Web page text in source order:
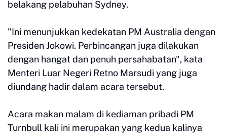
belakang pelabuhan Sydney.
"Ini menunjukkan kedekatan PM Australia dengan
Presiden Jokowi. Perbincangan juga dilakukan
dengan hangat dan penuh persahabatan", kata
Menteri Luar Negeri Retno Marsudi yang juga
diundang hadir dalam acara tersebut.
Acara makan malam di kediaman pribadi PM
Turnbull kali ini merupakan yang kedua kalinya